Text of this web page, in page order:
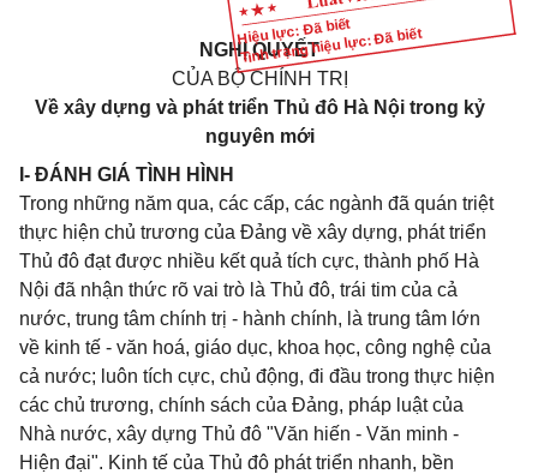
Hiệu lực: Đã biết
Tình trạng hiệu lực: Đã biết
NGHỊ QUYẾT
CỦA BỘ CHÍNH TRỊ
Về xây dựng và phát triển Thủ đô Hà Nội trong kỷ
nguyên mới
I- ĐÁNH GIÁ TÌNH HÌNH
Trong những năm qua, các cấp, các ngành đã quán triệt
thực hiện chủ trương của Đảng về xây dựng, phát triển
Thủ đô đạt được nhiều kết quả tích cực, thành phố Hà
Nội đã nhận thức rõ vai trò là Thủ đô, trái tim của cả
nước, trung tâm chính trị - hành chính, là trung tâm lớn
về kinh tế - văn hoá, giáo dục, khoa học, công nghệ của
cả nước; luôn tích cực, chủ động, đi đầu trong thực hiện
các chủ trương, chính sách của Đảng, pháp luật của
Nhà nước, xây dựng Thủ đô "Văn hiến - Văn minh -
Hiện đại". Kinh tế của Thủ đô phát triển nhanh, bền